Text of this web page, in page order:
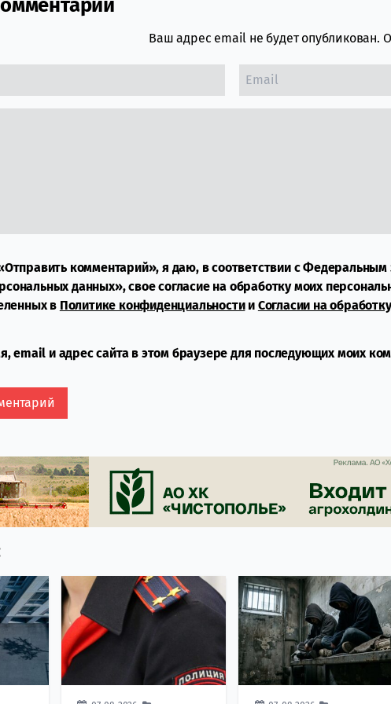
section
Ваш адрес email не будет опубликован.
комментарий», я даю, в соответствии с
данных», свое согласие на обработку моих
в Политике конфиденциальностии Согласии на
email и адрес сайта в этом браузере для последующих моих